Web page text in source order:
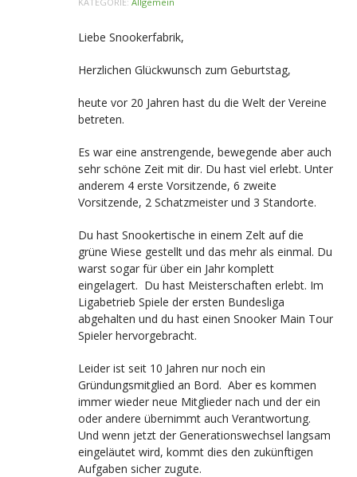
Liebe Snookerfabrik,
Herzlichen Glückwunsch zum Geburtstag,
heute vor 20 Jahren hast du die Welt der Vereine
betreten.
Es war eine anstrengende, bewegende aber auch
sehr schöne Zeit mit dir. Du hast viel erlebt. Unter
anderem 4 erste Vorsitzende, 6 zweite
Vorsitzende, 2 Schatzmeister und 3 Standorte.
Du hast Snookertische in einem Zelt auf die
grüne Wiese gestellt und das mehr als einmal. Du
warst sogar für über ein Jahr komplett
eingelagert. Du hast Meisterschaften erlebt. Im
Ligabetrieb Spiele der ersten Bundesliga
abgehalten und du hast einen Snooker Main Tour
Spieler hervorgebracht.
Leider ist seit 10 Jahren nur noch ein
Gründungsmitglied an Bord. Aber es kommen
immer wieder neue Mitglieder nach und der ein
oder andere übernimmt auch Verantwortung.
Und wenn jetzt der Generationswechsel langsam
eingeläutet wird, kommt dies den zukünftigen
Aufgaben sicher zugute.